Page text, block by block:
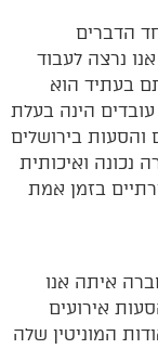
הדברים
נרצה לעבוד
בעתיד הוא
הינה בעלת
והסעות בירושלים
נכונה ואיכותית
בזמן אמת
איתה אנו
אירועים
המוניטין שלה